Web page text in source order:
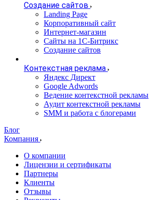
Создание сайтов
Landing Page
Корпоративный сайт
Интернет-магазин
Сайты на 1С-Битрикс
Создание сайтов
Контекстная реклама
Яндекс Директ
Google Adwords
Ведение контекстной рекламы
Аудит контекстной рекламы
SMM и работа с блогерами
Блог
Компания
О компании
Лицензии и сертификаты
Партнеры
Клиенты
Отзывы